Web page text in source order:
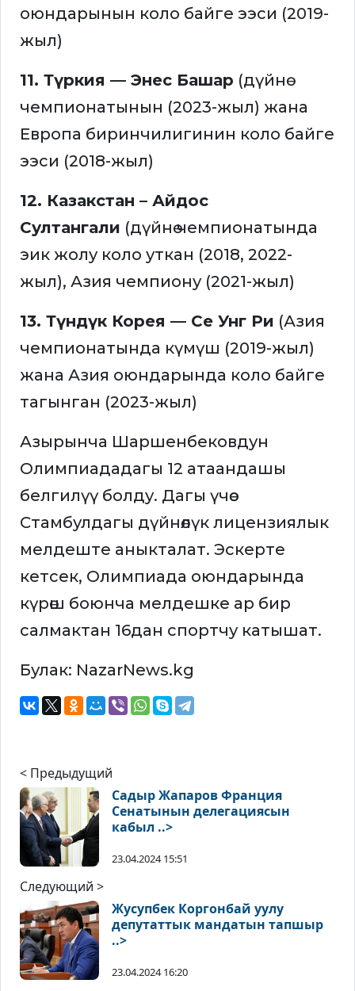
оюндарынын коло байге ээси (2019-
жыл)
11. Түркия — Энес Башар (дүйнө
чемпионатынын (2023-жыл) жана
Европа биринчилигинин коло байге
ээси (2018-жыл)
12. Казакстан – Айдос
Султангали (дүйнө чемпионатында
эик жолу коло уткан (2018, 2022-
жыл), Азия чемпиону (2021-жыл)
13. Түндүк Корея — Се Унг Ри (Азия
чемпионатында күмүш (2019-жыл)
жана Азия оюндарында коло байге
тагынган (2023-жыл)
Азырынча Шаршенбековдун
Олимпиададагы 12 атаандашы
белгилүү болду. Дагы үчөө
Стамбулдагы дүйнөлүк лицензиялык
мелдеште аныкталат. Эскерте
кетсек, Олимпиада оюндарында
күрөш боюнча мелдешке ар бир
салмактан 16дан спортчу катышат.
Булак: NazarNews.kg
< Предыдущий
Садыр Жапаров Франция
Сенатынын делегациясын
кабыл ..>
23.04.2024 15:51
Следующий >
Жусупбек Коргонбай уулу
депутаттык мандатын тапшыр
..>
23.04.2024 16:20